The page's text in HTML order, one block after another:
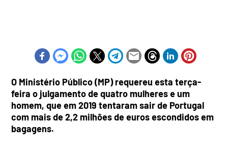
O Ministério Público (MP) requereu esta terça-
feira o julgamento de quatro mulheres e um
homem, que em 2019 tentaram sair de Portugal
com mais de 2,2 milhões de euros escondidos em
bagagens.